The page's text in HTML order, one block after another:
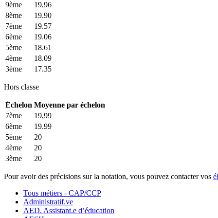
9ème
19,96
8ème
19.90
7ème
19.57
6ème
19.06
5ème
18.61
4ème
18.09
3ème
17.35
Hors classe
Échelon Moyenne par échelon
7ème
19,99
6ème
19.99
5ème
20
4ème
20
3ème
20
Pour avoir des précisions sur la notation, vous pouvez contacter vos
Tous métiers - CAP/CCP
Administratif.ve
AED. Assistant.e d’éducation